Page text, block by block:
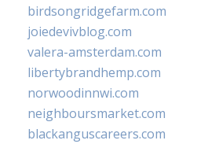
birdsongridgefarm.com
joiedevivblog.com
valera-amsterdam.com
libertybrandhemp.com
norwoodinnwi.com
neighboursmarket.com
blackanguscareers.com